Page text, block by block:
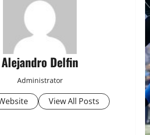
Alejandro Delfin
Administrator
View All Posts